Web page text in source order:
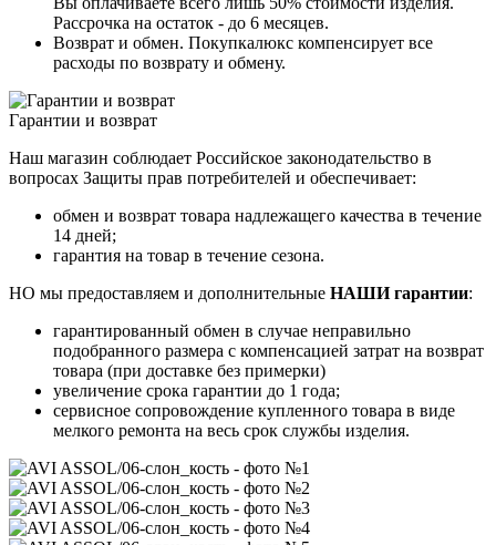
Рассрочка на остаток - до 6 месяцев.
Возврат и обмен. Покупкалюкс компенсирует все
расходы по возврату и обмену.
Гарантии и возврат
Наш магазин соблюдает Российское законодательство в
вопросах Защиты прав потребителей и обеспечивает:
обмен и возврат товара надлежащего качества в течение
14 дней;
гарантия на товар в течение сезона.
НО мы предоставляем и дополнительные НАШИ гарантии:
гарантированный обмен в случае неправильно
подобранного размера с компенсацией затрат на возврат
товара (при доставке без примерки)
увеличение срока гарантии до 1 года;
сервисное сопровождение купленного товара в виде
мелкого ремонта на весь срок службы изделия.